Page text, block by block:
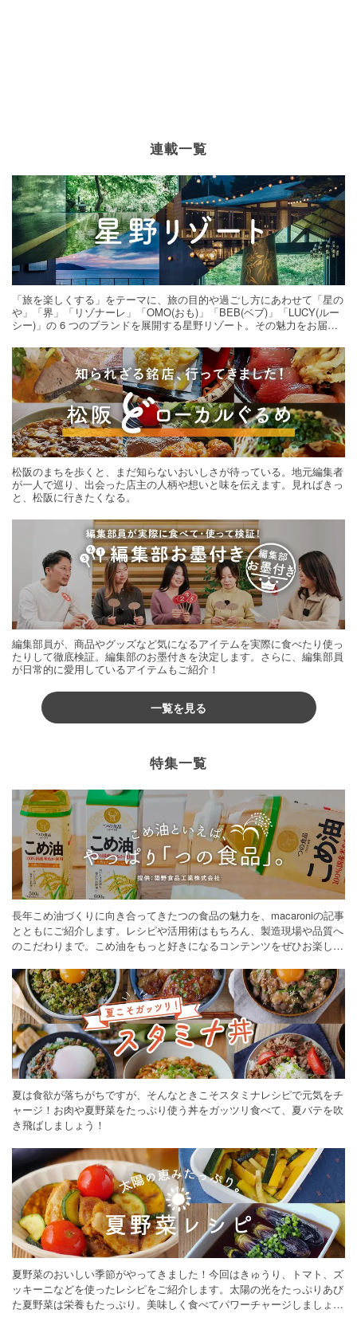
連載一覧
「旅を楽しくする」をテーマに、旅の目的や過ごし方にあわせて「星の
や」「界」「リゾナーレ」「OMO(おも)」「BEB(ベブ)」「LUCY(ルー
シー)」の 6 つのブランドを展開する星野リゾート。その魅力をお届け
松阪のまちを歩くと、まだ知らないおいしさが待っている。地元編集者
が一人で巡り、出会った店主の人柄や想いと味を伝えます。見ればきっ
と、松阪に行きたくなる。
編集部員が、商品やグッズなど気になるアイテムを実際に食べたり使っ
たりして徹底検証。編集部のお墨付きを決定します。さらに、編集部員
が日常的に愛用しているアイテムもご紹介！
一覧を見る
特集一覧
長年こめ油づくりに向き合ってきたつの食品の魅力を、macaroniの記事
とともにご紹介します。レシピや活用術はもちろん、製造現場や品質へ
のこだわりまで。こめ油をもっと好きになるコンテンツをぜひお楽しみ
夏は食欲が落ちがちですが、そんなときこそスタミナレシピで元気をチ
ャージ！お肉や夏野菜をたっぷり使う丼をガッツリ食べて、夏バテを吹
き飛ばしましょう！
夏野菜のおいしい季節がやってきました！今回はきゅうり、トマト、ズ
ッキーニなどを使ったレシピをご紹介します。太陽の光をたっぷりあび
た夏野菜は栄養もたっぷり。美味しく食べてパワーチャージしましょう